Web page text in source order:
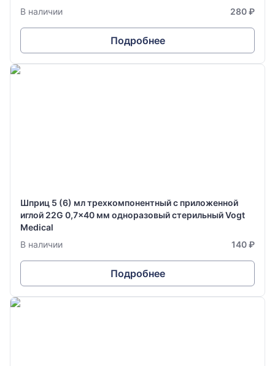
В наличии
280 ₽
Подробнее
Шприц 5 (6) мл трехкомпонентный с приложенной
иглой 22G 0,7x40 мм одноразовый стерильный Vogt
Medical
В наличии
140 ₽
Подробнее